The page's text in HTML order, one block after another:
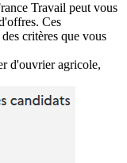
Travail peut vous
Ces
critères que vous
d'ouvrier agricole,